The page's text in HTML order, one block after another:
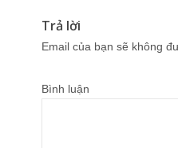
Trả lời
Email của bạn sẽ không
Bình luận